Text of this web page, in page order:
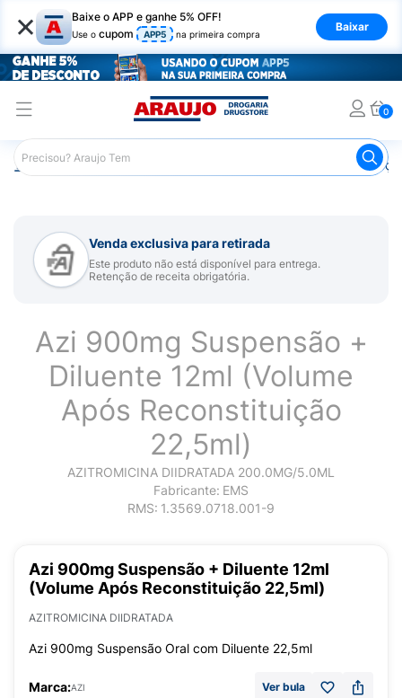
× Baixe o APP e ganhe 5% OFF!
Use o cupom APP5 na primeira compra
Baixar
0
Araujo Medicamentos Remédios para Alergias e
Venda exclusiva para retirada
Este produto não está disponível para entrega.
Retenção de receita obrigatória.
Azi 900mg Suspensão +
Diluente 12ml (Volume
Após Reconstituição
22,5ml)
AZITROMICINA DIIDRATADA 200.0MG/5.0ML
Fabricante: EMS
RMS: 1.3569.0718.001-9
Azi 900mg Suspensão + Diluente 12ml
(Volume Após Reconstituição 22,5ml)
AZITROMICINA DIIDRATADA
Azi 900mg Suspensão Oral com Diluente 22,5ml
Marca:AZI Ver bula